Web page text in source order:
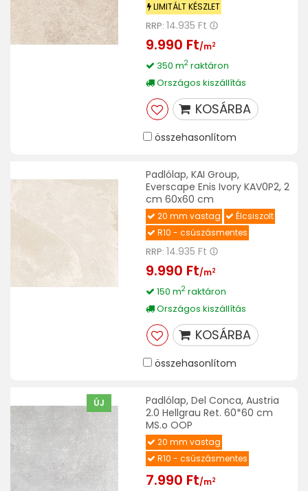
LIMITÁLT KÉSZLET
RRP: 14.935 Ft
9.990 Ft/m2
350 m2raktáron
Országos kiszállítás
KOSÁRBA
összehasonlítom
Padlólap, KAI Group,
Everscape Enis Ivory KAV0P2, 2
cm 60x60 cm
20 mm vastag
Élcsiszolt
R10 - csúszásmentes
RRP: 14.935 Ft
9.990 Ft/m2
150 m2raktáron
Országos kiszállítás
KOSÁRBA
összehasonlítom
ÚJ
Padlólap, Del Conca, Austria
2.0 Hellgrau Ret. 60*60 cm
MS.o OOP
20 mm vastag
R10 - csúszásmentes
7.990 Ft/m2